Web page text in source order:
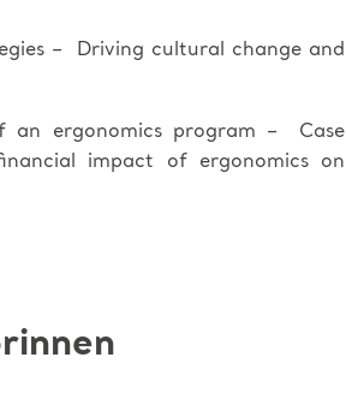
– Driving cultural change and
an ergonomics program – Case
impact of ergonomics on